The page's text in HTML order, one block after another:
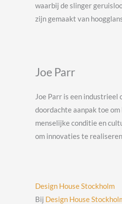
waarbij de slinger
zijn gemaakt van
Joe Parr
Joe Parr is een industrieel
doordachte aanpak toe
menselijke conditie en
om innovaties te realiseren.
Design House Stockholm
Bij Design House